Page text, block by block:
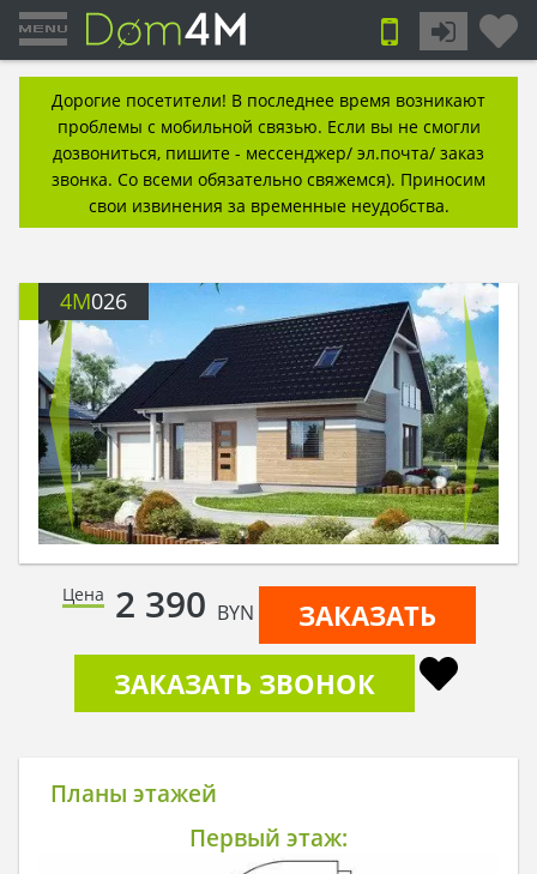
Дорогие посетители! В последнее время возникают
проблемы с мобильной связью. Если вы не смогли
дозвониться, пишите - мессенджер/ эл.почта/ заказ
звонка. Со всеми обязательно свяжемся). Приносим
свои извинения за временные неудобства.
4M026
Цена 2 390 BYN
ЗАКАЗАТЬ
ЗАКАЗАТЬ ЗВОНОК
Планы этажей
Первый этаж: